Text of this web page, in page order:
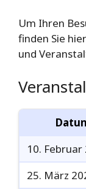
Um Ihren
finden Sie
und
10. Februar
25. März